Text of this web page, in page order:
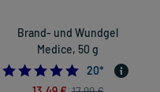
Brand- und Wundgel
Medice, 50 g
5.0
20*